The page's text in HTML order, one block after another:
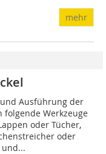
mehr
Ausführung der
folgende Werkzeuge
oder Tücher,
oder